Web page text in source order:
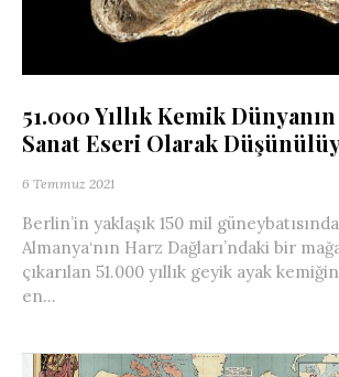
51.000 Yıllık Kemik
Sanat Eseri Olarak
6 Temmuz 2021
Berlin’in yaklaşık 150 mil
Almanya‘nın Harz Dağları’ndaki bir
çıkarılan 51.000 yıllık geyik ayak
en...